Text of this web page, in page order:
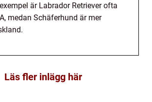
är Labrador Retriever ofta
medan Schäferhund är mer
Läs fler inlägg här